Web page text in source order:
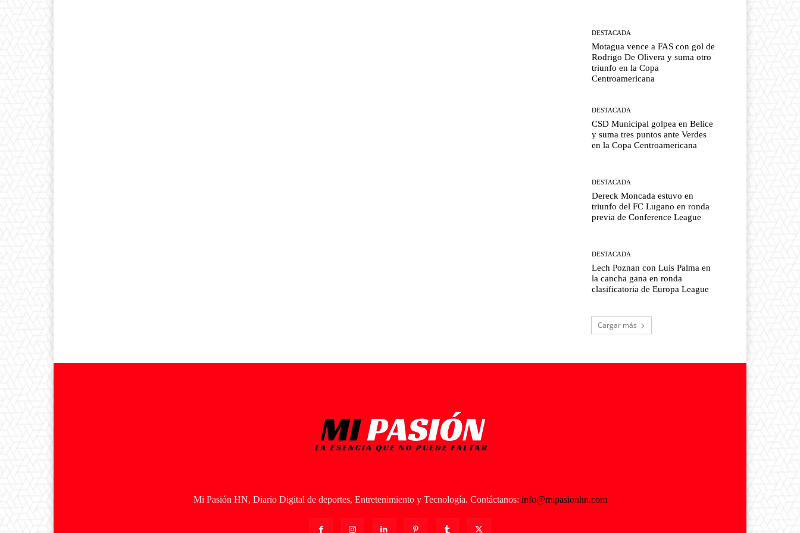
DESTACADA
Motagua vence a FAS con gol de
Rodrigo De Olivera y suma otro
triunfo en la Copa
Centroamericana
DESTACADA
CSD Municipal golpea en Belice
y suma tres puntos ante Verdes
en la Copa Centroamericana
DESTACADA
Dereck Moncada estuvo en
triunfo del FC Lugano en ronda
previa de Conference League
DESTACADA
Lech Poznan con Luis Palma en
la cancha gana en ronda
clasificatoria de Europa League
Cargar más
Mi Pasión HN, Diario Digital de deportes, Entretenimiento y Tecnología. Contáctanos: info@mipasionhn.com